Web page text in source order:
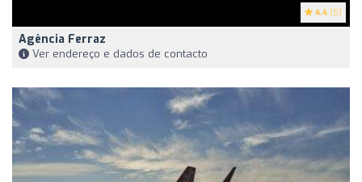
4.4 (5)
Agência Ferraz
Ver endereço e dados de contacto